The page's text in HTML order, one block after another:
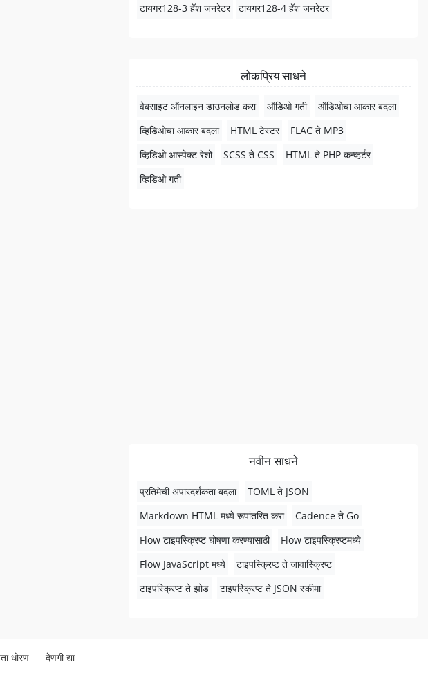
टायगर128-3 हॅश जनरेटर
टायगर128-4 हॅश जनरेटर
लोकप्रिय साधने
वेबसाइट ऑनलाइन डाउनलोड करा ऑडिओ गती
ऑडिओचा आकार बदला
व्हिडिओचा आकार बदला
HTML टेस्टर
FLAC ते MP3
व्हिडिओ आस्पेक्ट रेशो
SCSS ते CSS
HTML ते PHP कन्व्हर्टर
व्हिडिओ गती
नवीन साधने
प्रतिमेची अपारदर्शकता बदला
TOML ते JSON
Markdown HTML मध्ये रूपांतरित करा
Cadence ते Go
Flow टाइपस्क्रिप्ट घोषणा करण्यासाठी
Flow टाइपस्क्रिप्टमध्ये
Flow JavaScript मध्ये
टाइपस्क्रिप्ट ते जावास्क्रिप्ट
टाइपस्क्रिप्ट ते झोड
टाइपस्क्रिप्ट ते JSON स्कीमा
धोरण देणगी द्या